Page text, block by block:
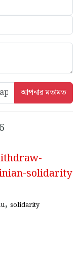
solidarity
, solidarity